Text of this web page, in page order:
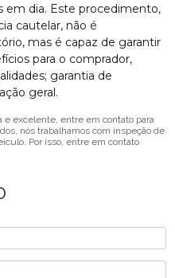
em dia. Este procedimento,
cautelar, não é
mas é capaz de garantir
para o comprador,
garantia de
geral.
e excelente, entre em contato para
nós trabalhamos com inspeção de
Por isso, entre em contato